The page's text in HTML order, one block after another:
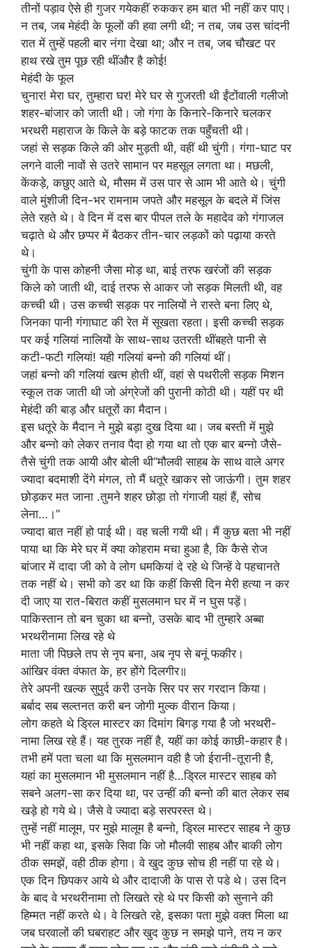
तीनों पड़ाव ऐसे ही गुजर गयेकहीं रुककर हम बात भी नहीं कर पाए।
न तब, जब मेहंदी के फूलों की हवा लगी थी; न तब, जब उस चांदनी
रात में तुम्हें पहली बार नंगा देखा था; और न तब, जब चौखट पर
हाथ रखे तुम पूछ रही थींऔर है कोई!
मेहंदी के फूल
चुनार! मेरा घर, तुम्हारा घर! मेरे घर से गुजरती थी ईंटोंवाली गलीजो
शहर-बांजार को जाती थी। जो गंगा के किनारे-किनारे चलकर
भरथरी महाराज के किले के बड़े फाटक तक पहुँचती थी।
जहां से सड़क किले की ओर मुड़ती थी, वहीं थी चुंगी। गंगा-घाट पर
लगने वाली नावों से उतरे सामान पर महसूल लगता था। मछली,
केंकड़े, कछुए आते थे, मौसम में उस पार से आम भी आते थे। चुंगी
वाले मुंशीजी दिन-भर रामनाम जपते और महसूल के बदले में जिंस
लेते रहते थे। वे दिन में दस बार पीपल तले के महादेव को गंगाजल
चढ़ाते थे और छप्पर में बैठकर तीन-चार लड़कों को पढ़ाया करते
थे।
चुंगी के पास कोहनी जैसा मोड़ था, बाई तरफ खरंजों की सड़क
किले को जाती थी, दाई तरफ से आकर जो सड़क मिलती थी, वह
कच्ची थी। उस कच्ची सड़क पर नालियों ने रास्ते बना लिए थे,
जिनका पानी गंगाघाट की रेत में सूखता रहता। इसी कच्ची सड़क
पर कई गलियां नालियों के साथ-साथ उतरती थींबहते पानी से
कटी-फटी गलियां! यही गलियां बन्नो की गलियां थीं।
जहां बन्नो की गलियां खत्म होती थीं, वहां से पथरीली सड़क मिशन
स्कूल तक जाती थी जो अंग्रेजों की पुरानी कोठी थी। यहीं पर थी
मेहंदी की बाड़ और धतूरों का मैदान।
इस धतूरे के मैदान ने मुझे बड़ा दुख दिया था। जब बस्ती में मुझे
और बन्नो को लेकर तनाव पैदा हो गया था तो एक बार बन्नो जैसे-
तैसे चुंगी तक आयी और बोली थी”मौलवी साहब के साथ वाले अगर
ज्यादा बदमाशी देंगे मंगल, तो मैं धतूरे खाकर सो जाऊंगी। तुम शहर
छोड़कर मत जाना .तुमने शहर छोड़ा तो गंगाजी यहां हैं, सोच
लेना…।”
ज्यादा बात नहीं हो पाई थी। वह चली गयी थी। मैं कुछ बता भी नहीं
पाया था कि मेरे घर में क्या कोहराम मचा हुआ है, कि कैसे रोज
बांजार में दादा जी को वे लोग धमकियां दे रहे थे जिन्हें वे पहचानते
तक नहीं थे। सभी को डर था कि कहीं किसी दिन मेरी हत्या न कर
दी जाए या रात-बिरात कहीं मुसलमान घर में न घुस पड़ें।
पाकिस्तान तो बन चुका था बन्नो, उसके बाद भी तुम्हारे अब्बा
भरथरीनामा लिख रहे थे
माता जी पिछले तप से नृप बना, अब नृप से बनूं फकीर।
आंखिर वंक्त वंफात के, हर होंगे दिलगीर॥
तेरे अपनी खल्क सुपुर्द करी उनके सिर पर सर गरदान किया।
बर्बाद सब सल्तनत करी बन जोगी मुल्क वीरान किया।
लोग कहते थे ड्रिल मास्टर का दिमांग बिगड़ गया है जो भरथरी-
नामा लिख रहे हैं। यह तुरक नहीं है, यहीं का कोई काछी-कहार है।
तभी हमें पता चला था कि मुसलमान वही है जो ईरानी-तूरानी है,
यहां का मुसलमान भी मुसलमान नहीं है…ड्रिल मास्टर साहब को
सबने अलग-सा कर दिया था, पर उन्हीं की बन्नो की बात लेकर सब
खड़े हो गये थे। जैसे वे ज्यादा बड़े सरपरस्त थे।
तुम्हें नहीं मालूम, पर मुझे मालूम है बन्नो, ड्रिल मास्टर साहब ने कुछ
भी नहीं कहा था, इसके सिवा कि जो मौलवी साहब और बाकी लोग
ठीक समझें, वही ठीक होगा। वे खुद कुछ सोच ही नहीं पा रहे थे।
एक दिन छिपकर आये थे और दादाजी के पास रो पडे थे। उस दिन
के बाद वे भरथरीनामा तो लिखते रहे थे पर किसी को सुनाने की
हिम्मत नहीं करते थे। वे लिखते रहे, इसका पता मुझे वक्त मिला था
जब घरवालों की घबराहट और खुद कुछ न समझे पाने, तय न कर